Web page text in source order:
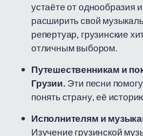
устаёте от однообразия
расширить свой
репертуар, грузинские
отличным выбором.
Путешественникам и
Грузии. Эти песни
понять страну, её
Исполнителям и
Изучение грузинской